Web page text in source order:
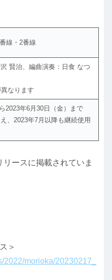
線・2番線
賢治、編曲演奏：日食 なつ
なります
2023年6月30日（金）まで
、2023年7月以降も継続使用
ースに掲載されていま
＞
morioka/20230217_